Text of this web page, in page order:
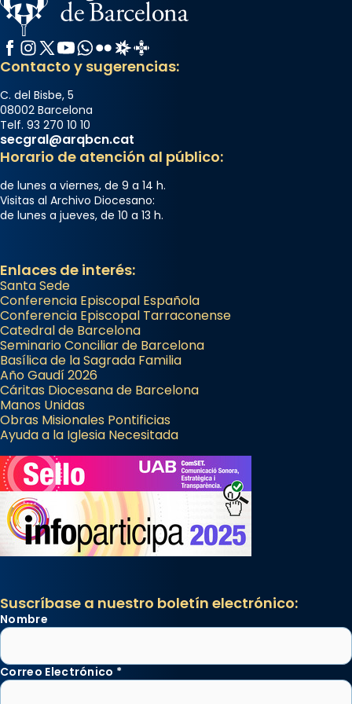
Memòria de les santes Juliana i
Semproniana, verges i màrtirs.
Acompanyant la història de sant Cugat, a
partir de l’Edat Mitjana sorgeix la tradició
que les santes Juliana (“relatiu a Júlia”) i
Semproniana (“relatiu a Semprònia =
eterna”) són deixebles seves. I l’any 1667, el
frare Joan Gaspar Roig, afirma en una obra
que les santes són filles de l’antiga Iluro.
Mataró en reivindicarà les relíq
...Ver más
Share
Facebook
Instagram
X / Twitter
YouTube
WhatsApp
FlickrRadio Estel
Catalunya Cristiana
Contacto y sugerencias:
C. del Bisbe, 5
08002 Barcelona
Telf. 93 270 10 10
secgral@arqbcn.cat
Horario de atención al público:
de lunes a viernes, de 9 a 14 h.
Visitas al Archivo Diocesano:
de lunes a jueves, de 10 a 13 h.
Enlaces de interés:
Santa Sede
Conferencia Episcopal Española
Conferencia Episcopal Tarraconense
Catedral de Barcelona
Seminario Conciliar de Barcelona
Basílica de la Sagrada Familia
Año Gaudí 2026
Cáritas Diocesana de Barcelona
Manos Unidas
Obras Misionales Pontificias
Ayuda a la Iglesia Necesitada
Suscríbase a nuestro boletín electrónico:
Nombre
Correo Electrónico *